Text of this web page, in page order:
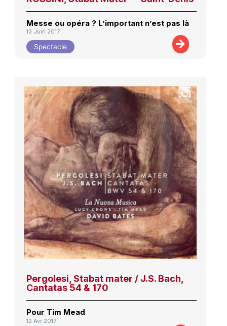
Messe ou opéra ? L’important n’est pas là
13 Juin 2017
Spectacle
Pergolesi, Stabat mater / J.S. Bach,
Cantatas 54 & 170
Pour Tim Mead
12 Avr 2017